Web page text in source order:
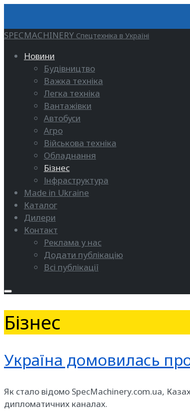
SPECMACHINERY Спецтехніка в Україні
Новини
Будівництво
Важка техніка
Легка техніка
Вантажівки
Автобуси
Агро
Військова техніка
Обладнання
Бізнес
Інфраструктура
Made in Ukraine
Каталог
Дилери
Контакт
Реклама у нас
Додати публікацію
Всі публікації
Бізнес
Україна домовилась
Як стало відомо SpecMachinery.com.ua,
дипломатичних каналах.